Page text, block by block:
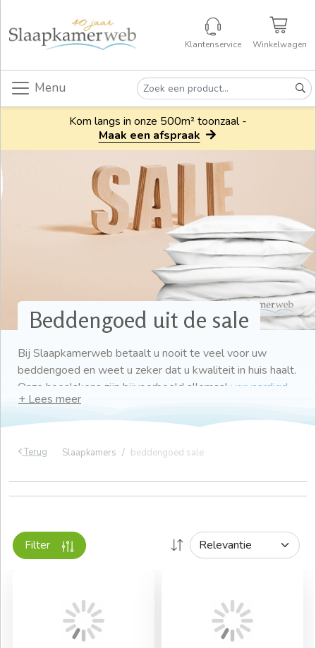
Klantenservice Winkelwagen
Menu
Kom langs in onze 500m² toonzaal -
Maak een afspraak
Beddengoed uit de sale
Bij Slaapkamerweb betaalt u nooit te veel voor uw
beddengoed en weet u zeker dat u kwaliteit in huis haalt.
Onze hoeslakens zijn bijvoorbeeld allemaal vervaardigd
van katoenen hebben wij een grote variëteit aan
dekbedovertrekkenmet uiteenlopende dessins, of juist
samen met uw persoonlijke voorkeuren. Vanuit daar kunt
u een keuze maken uit ons assortiment en zijn er altijd
zoek?
Gratis thuisbezorgd! *
Gratis bezorging bij een bestelling van € 50,- aan
beddengoed
Terug Slaapkamers beddengoed sale
Filter